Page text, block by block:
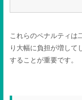
これらのペナルティは
り大幅に負担が増して
することが重要です。